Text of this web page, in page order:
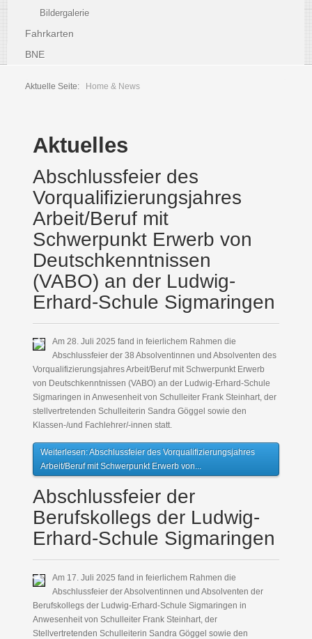
Bildergalerie
Fahrkarten
BNE
Aktuelle Seite: Home & News
Aktuelles
Abschlussfeier des
Vorqualifizierungsjahres
Arbeit/Beruf mit
Schwerpunkt Erwerb von
Deutschkenntnissen
(VABO) an der Ludwig-
Erhard-Schule Sigmaringen
Am 28. Juli 2025 fand in feierlichem Rahmen die
Abschlussfeier der 38 Absolventinnen und Absolventen des
Vorqualifizierungsjahres Arbeit/Beruf mit Schwerpunkt Erwerb
von Deutschkenntnissen (VABO) an der Ludwig-Erhard-Schule
Sigmaringen in Anwesenheit von Schulleiter Frank Steinhart, der
stellvertretenden Schulleiterin Sandra Göggel sowie den
Klassen-/und Fachlehrer/-innen statt.
Weiterlesen: Abschlussfeier des Vorqualifizierungsjahres
Arbeit/Beruf mit Schwerpunkt Erwerb von...
Abschlussfeier der
Berufskollegs der Ludwig-
Erhard-Schule Sigmaringen
Am 17. Juli 2025 fand in feierlichem Rahmen die
Abschlussfeier der Absolventinnen und Absolventen der
Berufskollegs der Ludwig-Erhard-Schule Sigmaringen in
Anwesenheit von Schulleiter Frank Steinhart, der
Stellvertretenden Schulleiterin Sandra Göggel sowie den